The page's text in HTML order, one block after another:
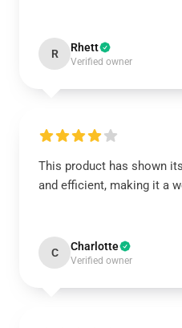
R Rhett
Verified owner
This product has shown
and efficient, making it a
C Charlotte
Verified owner